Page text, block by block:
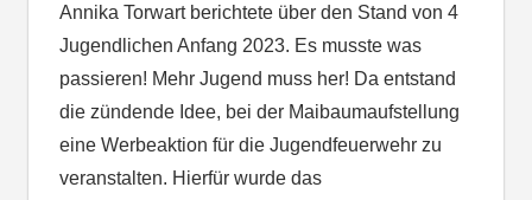
Annika Torwart berichtete über den Stand von 4
Jugendlichen Anfang 2023. Es musste was
passieren! Mehr Jugend muss her! Da entstand
die zündende Idee, bei der Maibaumaufstellung
eine Werbeaktion für die Jugendfeuerwehr zu
veranstalten. Hierfür wurde das